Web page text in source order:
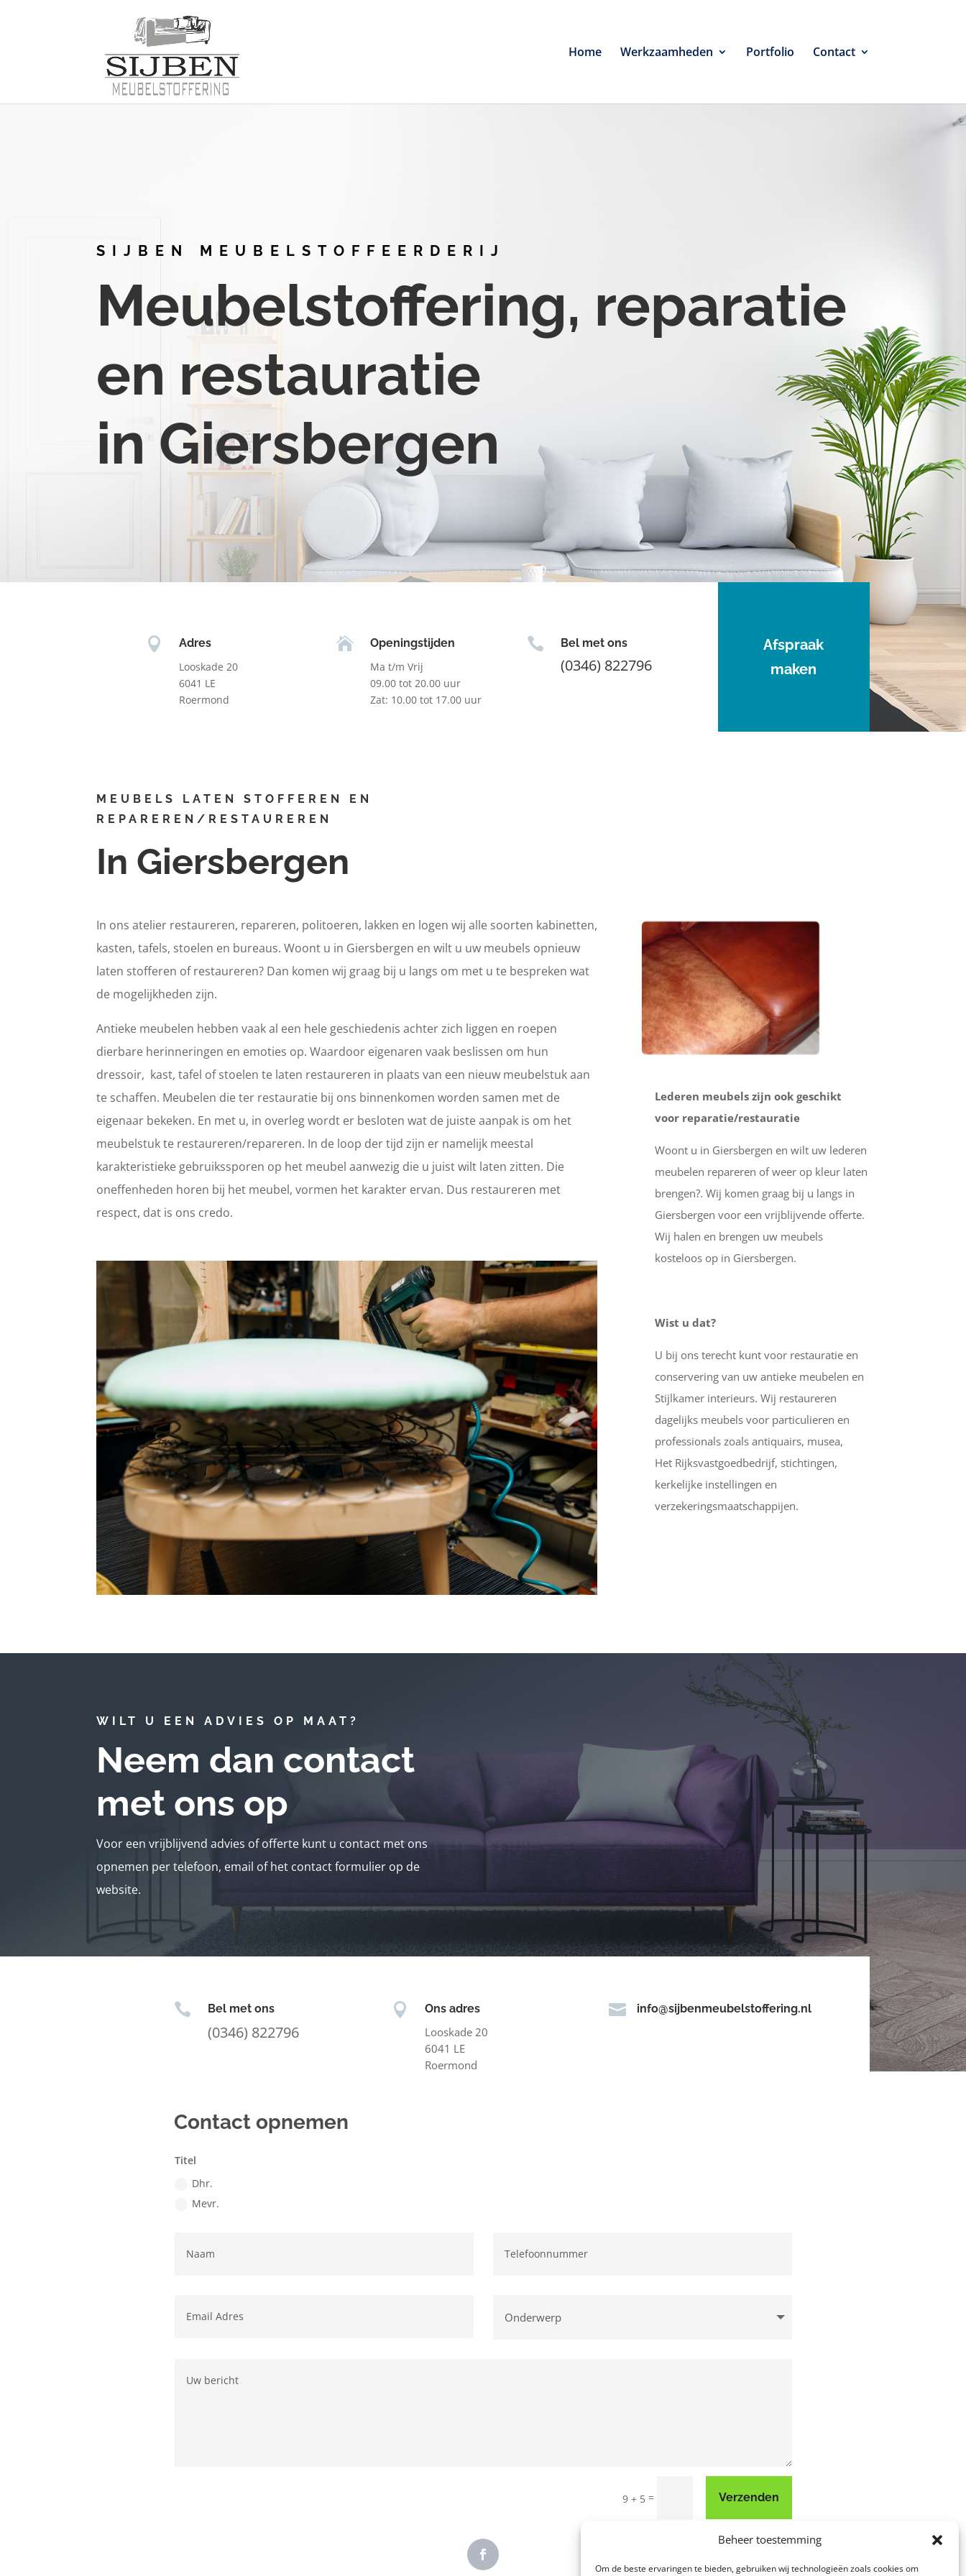
Beheer toestemming
Om de beste ervaringen te bieden, gebruiken wij technologieën zoals cookies om
Home Werkzaamheden Portfolio Contact
SIJBEN MEUBELSTOFFEERDERIJ
Meubelstoffering, reparatie
en restauratie
in Giersbergen

Adres
Looskade 20
6041 LE
Roermond

Openingstijden
Ma t/m Vrij
09.00 tot 20.00 uur
Zat: 10.00 tot 17.00 uur
 Bel met ons
(0346) 822796
Afspraak
maken
MEUBELS LATEN STOFFEREN EN
REPAREREN/RESTAUREREN
In Giersbergen
In ons atelier restaureren, repareren, politoeren, lakken en logen wij alle soorten kabinetten,
kasten, tafels, stoelen en bureaus. Woont u in Giersbergen en wilt u uw meubels opnieuw
laten stofferen of restaureren? Dan komen wij graag bij u langs om met u te bespreken wat
de mogelijkheden zijn.
Antieke meubelen hebben vaak al een hele geschiedenis achter zich liggen en roepen
dierbare herinneringen en emoties op. Waardoor eigenaren vaak beslissen om hun
dressoir, kast, tafel of stoelen te laten restaureren in plaats van een nieuw meubelstuk aan
te schaffen. Meubelen die ter restauratie bij ons binnenkomen worden samen met de
eigenaar bekeken. En met u, in overleg wordt er besloten wat de juiste aanpak is om het
meubelstuk te restaureren/repareren. In de loop der tijd zijn er namelijk meestal
karakteristieke gebruikssporen op het meubel aanwezig die u juist wilt laten zitten. Die
oneffenheden horen bij het meubel, vormen het karakter ervan. Dus restaureren met
respect, dat is ons credo.
Lederen meubels zijn ook geschikt
voor reparatie/restauratie
Woont u in Giersbergen en wilt uw lederen
meubelen repareren of weer op kleur laten
brengen?. Wij komen graag bij u langs in
Giersbergen voor een vrijblijvende offerte.
Wij halen en brengen uw meubels
kosteloos op in Giersbergen.
Wist u dat?
U bij ons terecht kunt voor restauratie en
conservering van uw antieke meubelen en
Stijlkamer interieurs. Wij restaureren
dagelijks meubels voor particulieren en
professionals zoals antiquairs, musea,
Het Rijksvastgoedbedrijf, stichtingen,
kerkelijke instellingen en
verzekeringsmaatschappijen.
WILT U EEN ADVIES OP MAAT?
Neem dan contact
met ons op
Voor een vrijblijvend advies of offerte kunt u contact met ons
opnemen per telefoon, email of het contact formulier op de
website.
 Bel met ons
(0346) 822796
 Ons adres
Looskade 20
6041 LE
Roermond
 info@sijbenmeubelstoffering.nl
Contact opnemen
Titel
Dhr.
Mevr.
9 + 5 = Verzenden